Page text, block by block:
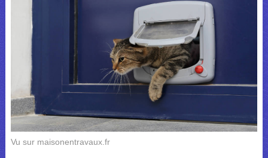
Vu sur maisonentravaux.fr